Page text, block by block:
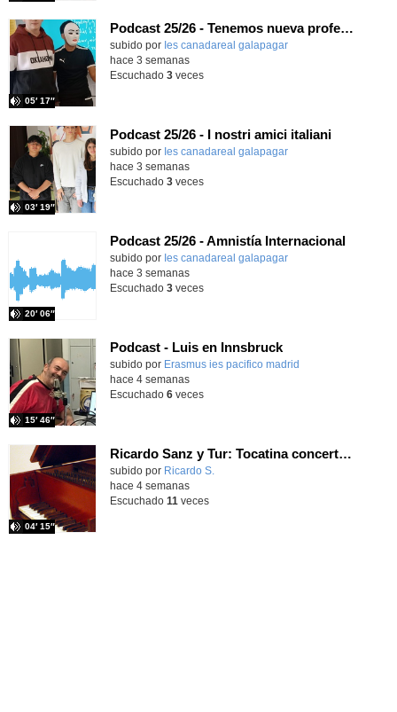
Podcast 25/26 - Tenemos nueva profesora de Griego ¿Conoces a María Eugenia?
subido por Ies canadareal galapagar
05′ 17″
-
hace 3 semanas
Escuchado 3veces
Podcast 25/26 - I nostri amici italiani
subido por Ies canadareal galapagar
03′ 19″
-
hace 3 semanas
Escuchado 3veces
Podcast 25/26 - Amnistía Internacional
subido por Ies canadareal galapagar
20′ 06″
-
hace 3 semanas
Escuchado 3veces
Podcast - Luis en Innsbruck
subido por Erasmus ies pacifico madrid
15′ 46″
hace 4 semanas
Escuchado 6veces
Ricardo Sanz y Tur: Tocatina concertante al aire español
subido por Ricardo S.
04′ 15″
hace 4 semanas
Escuchado 11 veces